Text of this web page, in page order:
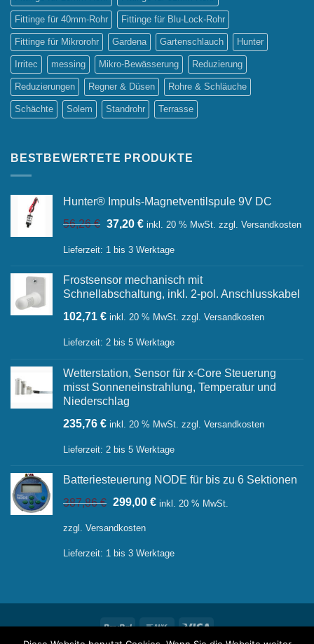
Fittinge für 40mm-Rohr Fittinge für Blu-Lock-Rohr
Fittinge für Mikrorohr Gardena Gartenschlauch Hunter
Irritec messing Mikro-Bewässerung Reduzierung
Reduzierungen Regner & Düsen Rohre & Schläuche
Schächte Solem Standrohr Terrasse
BESTBEWERTETE PRODUKTE
Hunter® Impuls-Magnetventilspule 9V DC
56,26€ Ursprünglicher
war:
37,20 €Aktueller
ist:
inkl. 20 % MwSt. zzgl. Versandkosten
Lieferzeit: 1 bis 3 Werktage
Frostsensor mechanisch mit
Schnellabschaltung, inkl. 2-pol. Anschlusskabel
102,71 € inkl. 20 % MwSt. zzgl. Versandkosten
Lieferzeit: 2 bis 5 Werktage
Wetterstation, Sensor für x-Core Steuerung
misst Sonneneinstrahlung, Temperatur und
Niederschlag
235,76 € inkl. 20 % MwSt. zzgl. Versandkosten
Lieferzeit: 2 bis 5 Werktage
Batteriesteuerung NODE für bis zu 6 Sektionen
387,86€ Ursprünglicher
war:
299,00 €Aktueller
inkl. 20 % MwSt.
zzgl. Versandkosten
Lieferzeit: 1 bis 3 Werktage
PayPal
Bank
Visa